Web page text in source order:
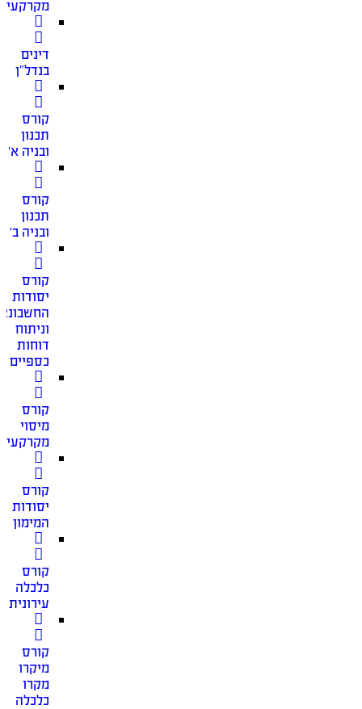
מקרקעין
דינים
בנדל”ן
קורס
תכנון
ובניה א׳
קורס
תכנון
ובניה ב׳
קורס
יסודות
וניתוח
דוחות
כספיים
קורס
מיסוי
מקרקעין
קורס
יסודות
המימון
קורס
כלכלה
עירונית
קורס
מיקרו
מקרו
כלכלה